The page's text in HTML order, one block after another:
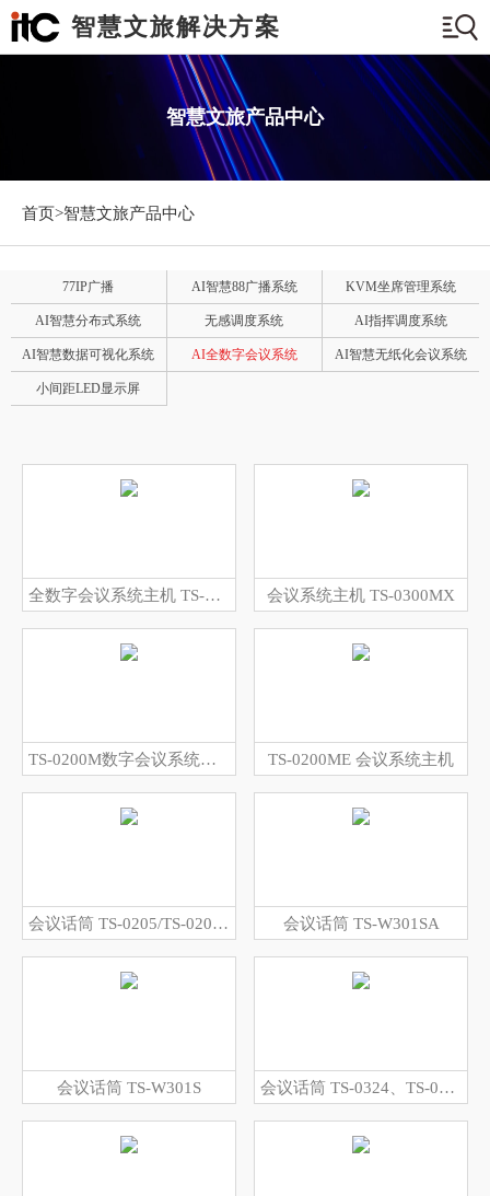
智慧文旅解决方案
智慧文旅产品中心
首页>智慧文旅产品中心
77IP广播 AI智慧88广播系统 KVM坐席管理系统
AI智慧分布式系统 无感调度系统 AI指挥调度系统
AI智慧数据可视化系统 AI全数字会议系统 AI智慧无纸化会议系统
小间距LED显示屏
全数字会议系统主机 TS-0300M 会议系统主机 TS-0300MX
TS-0200M数字会议系统主机 TS-0200ME 会议系统主机
会议话筒 TS-0205/TS-0205A 会议话筒 TS-W301SA
会议话筒 TS-W301S 会议话筒 TS-0324、TS-0324A